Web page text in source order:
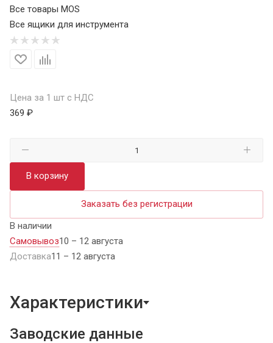
Все товары MOS
Все ящики для инструмента
Цена за 1 шт с НДС
369 ₽
В корзину
Заказать без регистрации
В наличии
Самовывоз10 – 12 августа
Доставка11 – 12 августа
Характеристики
Заводские данные